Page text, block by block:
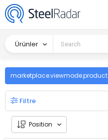
Ürünler
marketplace.viewmode.product
Filtre
Position